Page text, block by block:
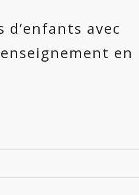
avec
en